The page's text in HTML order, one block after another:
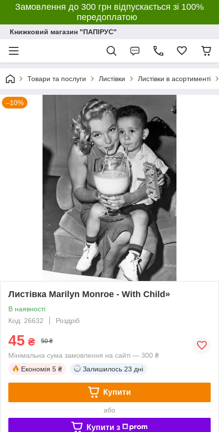
Замовлення до 300 грн відпускається зі 100%
передоплатою
Книжковий магазин "ПАПІРУС"
Товари та послуги Листівки Листівки в асортименті
–10%
Листівка Marilyn Monroe - With Child»
В наявності
Код: 26632
Роздріб
45 ₴ 50 ₴
Мінімальна сума замовлення на сайті — 300 ₴
Економія 5 ₴ Залишилось 23 дні
Купити
або
Купити з